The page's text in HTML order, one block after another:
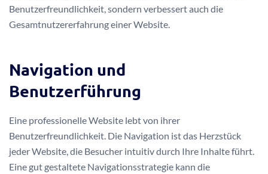
Benutzerfreundlichkeit, sondern verbessert auch die
Gesamtnutzererfahrung einer Website.
Navigation und
Benutzerführung
Eine professionelle Website lebt von ihrer
Benutzerfreundlichkeit. Die Navigation ist das Herzstück
jeder Website, die Besucher intuitiv durch Ihre Inhalte führt.
Eine gut gestaltete Navigationsstrategie kann die